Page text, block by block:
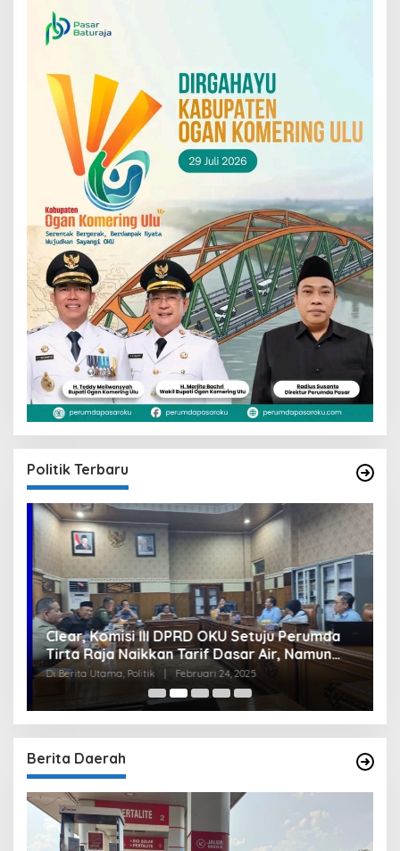
Politik Terbaru
Clear, Komisi III DPRD OKU Setuju Perumda
Tirta Raja Naikkan Tarif Dasar Air, Namun
Bersyarat
Di Berita Utama, Politik Februari 24, 2025
Berita Daerah